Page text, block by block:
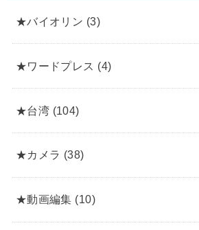
★バイオリン (3)
★ワードプレス (4)
★台湾 (104)
★カメラ (38)
★動画編集 (10)